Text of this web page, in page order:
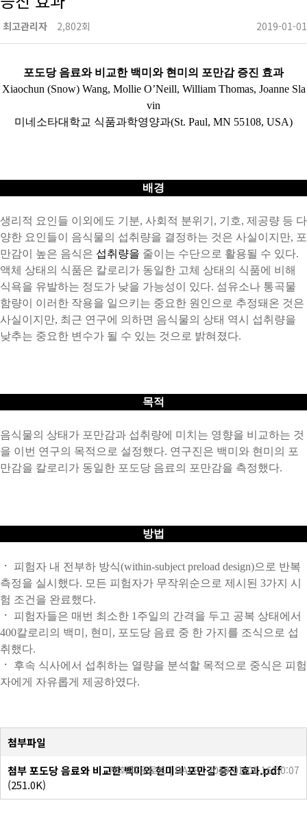
최고관리자 2,802회 2019-01-01
포도당 음료와 비교한 백미와 현미의 포만감 증진 효과
Xiaochun (Snow) Wang, Mollie O’Neill, William Thomas, Joanne Sla
vin
미네소타대학교 식품과학영양과(St. Paul, MN 55108, USA)
배경
생리적 요인들 이외에도 기분, 사회적 분위기 , 기호, 제공량 등 다
양한 요인들이 음식물의 섭취량을 결정하는 것은 사실이지만, 포
만감이
높은 음식은 섭취량을 줄이는 수단으로 활용될 수 있다.
액체 상태의 식품은 칼로리가 동일한 고체 상태의 식품에 비해
식욕을 유발하는 정도가 낮을 가능성이 있다. 섬유소나 통곡물
함량이
이러한 작용을 일으키는 중요한 원인으로 추정돼온 것은
사실이지만, 최근 연구에 의하면 음식물의 상태 역시
섭취량을
낮추는 중요한 변수가 될 수 있는 것으로 밝혀졌다.
목적
음식물의 상태가 포만감과 섭취량에 미치는 영향을 비교하는 것
을 이번 연구의 목적으로 설정했다. 연구진은 백미와 현미의 포
만감을 칼로리가 동일한 포도당 음료의 포만감을 측정했다.
방법
ㆍ 피험자 내 전부하 방식(within-subject preload design)으로 반복
측정을 실시했다. 모든 피험자가 무작위순으로 제시된 3가지 시
험 조건을 완료했다.
ㆍ 피험자들은 매번 최소한 1 주일의 간격을 두고 공복 상태에서
400칼로리의 백미 , 현미 , 포도당 음료 중 한 가지를 조식으로 섭
취했다.
ㆍ
후속 식사에서 섭취하는 열량을 분석할 목적으로 중식은 피험
자에게 자유롭게 제공하였다.
첨부파일
첨부 포도당 음료와 비교한 백미와 현미의 포만감 증진 효과.pdf
(251.0K)
76회 다운로드 | DATE : 2019-01-01 16:50:07